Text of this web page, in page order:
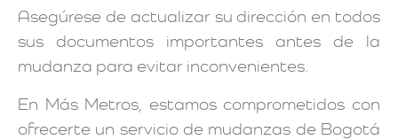
Asegúrese de actualizar su dirección en todos
sus documentos importantes antes de la
mudanza para evitar inconvenientes.
En Más Metros, estamos comprometidos con
ofrecerte un servicio de mudanzas de Bogotá